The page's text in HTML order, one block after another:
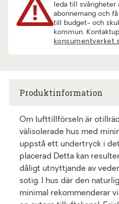
leda till svårigheter
abonnemang och
till budget- och
kommun.
Produktinformation
Om lufttillförseln är
välisolerade hus med
uppstå ett undertryck i
placerad Detta kan
dåligt utnyttjande av
sotig. I hus där den
minimal rekommenderar